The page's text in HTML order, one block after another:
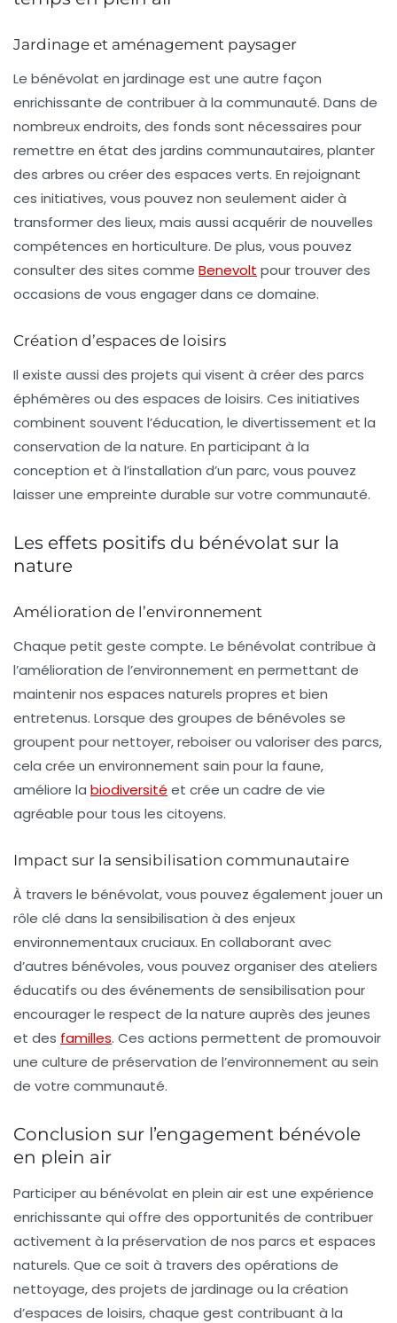
Jardinage et aménagement paysager
Le bénévolat en jardinage est une autre façon
enrichissante de contribuer à la communauté. Dans de
nombreux endroits, des fonds sont nécessaires pour
remettre en état des jardins communautaires, planter
des arbres ou créer des espaces verts. En rejoignant
ces initiatives, vous pouvez non seulement aider à
transformer des lieux, mais aussi acquérir de nouvelles
compétences en horticulture. De plus, vous pouvez
consulter des sites comme Benevolt pour trouver des
occasions de vous engager dans ce domaine.
Création d’espaces de loisirs
Il existe aussi des projets qui visent à créer des parcs
éphémères ou des espaces de loisirs. Ces initiatives
combinent souvent l’éducation, le divertissement et la
conservation de la nature. En participant à la
conception et à l’installation d’un parc, vous pouvez
laisser une empreinte durable sur votre communauté.
Les effets positifs du bénévolat sur la
nature
Amélioration de l’environnement
Chaque petit geste compte. Le bénévolat contribue à
l’amélioration de l’environnement en permettant de
maintenir nos espaces naturels propres et bien
entretenus. Lorsque des groupes de bénévoles se
groupent pour nettoyer, reboiser ou valoriser des parcs,
cela crée un environnement sain pour la faune,
améliore la biodiversité et crée un cadre de vie
agréable pour tous les citoyens.
Impact sur la sensibilisation communautaire
À travers le bénévolat, vous pouvez également jouer un
rôle clé dans la sensibilisation à des enjeux
environnementaux cruciaux. En collaborant avec
d’autres bénévoles, vous pouvez organiser des ateliers
éducatifs ou des événements de sensibilisation pour
encourager le respect de la nature auprès des jeunes
et des familles. Ces actions permettent de promouvoir
une culture de préservation de l’environnement au sein
de votre communauté.
Conclusion sur l’engagement bénévole
en plein air
Participer au bénévolat en plein air est une expérience
enrichissante qui offre des opportunités de contribuer
activement à la préservation de nos parcs et espaces
naturels. Que ce soit à travers des opérations de
nettoyage, des projets de jardinage ou la création
d’espaces de loisirs, chaque gest contribuant à la